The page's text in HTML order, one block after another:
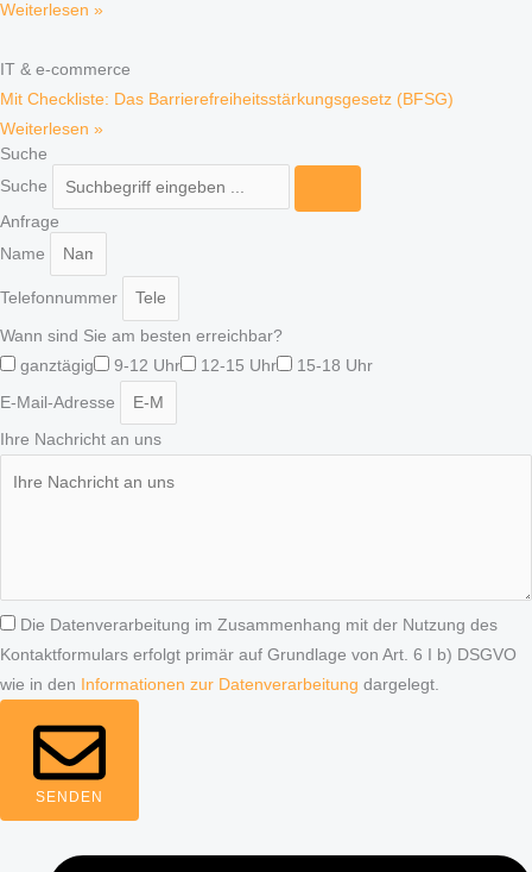
Weiterlesen »
IT & e-commerce
Mit Checkliste: Das Barrierefreiheitsstärkungsgesetz (BFSG)
Weiterlesen »
Suche
Suche
Anfrage
Name
Telefonnummer
Wann sind Sie am besten erreichbar?
ganztägig
9-12 Uhr 12-15 Uhr 15-18 Uhr
E-Mail-Adresse
Ihre Nachricht an uns
Die Datenverarbeitung im Zusammenhang mit der Nutzung des
Kontaktformulars erfolgt primär auf Grundlage von Art. 6 I b) DSGVO
wie in den Informationen zur Datenverarbeitung dargelegt.
SENDEN